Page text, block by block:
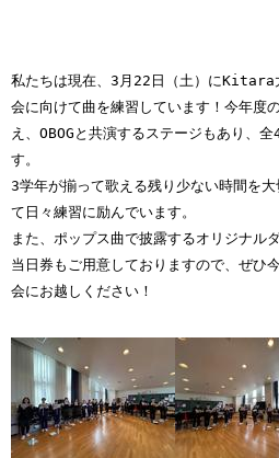
私たちは現在、3月22日（土）にKitara
会に向けて曲を練習しています！今年度
え、OBOGと共演するステージもあり、
す。
3学年が揃って歌える残り少ない時間を
て日々練習に励んでいます。
また、ポップス曲で披露するオリジナル
当日券もご用意しておりますので、ぜひ
会にお越しください！